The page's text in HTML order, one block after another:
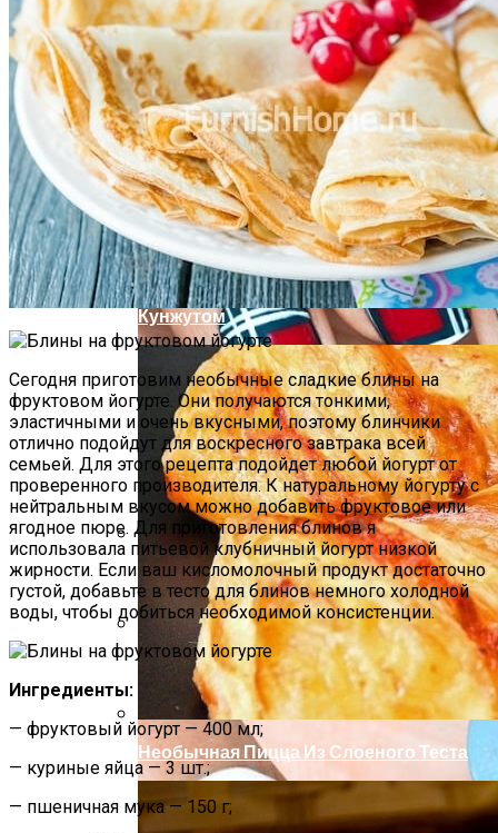
Почему Нельзя Повторно Кипятить
Воду Для Приготовления Чая Или Кофе
Как Повторно Использовать Воду
После Варки Риса
Маникюр С Идеальным Красным
Лаком «баловница»
Стильный Маникюр В Клетку
Мясной Рулет С Соевым Соусом И
Кунжутом
Необычная Пицца Из Слоеного Теста
Сегодня приготовим необычные сладкие блины на
фруктовом йогурте. Они получаются тонкими,
эластичными и очень вкусными, поэтому блинчики
отлично подойдут для воскресного завтрака всей
семьей. Для этого рецепта подойдет любой йогурт от
проверенного производителя. К натуральному йогурту с
нейтральным вкусом можно добавить фруктовое или
ягодное пюре. Для приготовления блинов я
использовала питьевой клубничный йогурт низкой
жирности. Если ваш кисломолочный продукт достаточно
густой, добавьте в тесто для блинов немного холодной
воды, чтобы добиться необходимой консистенции.
Ингредиенты:
— фруктовый йогурт — 400 мл;
— куриные яйца — 3 шт.;
— пшеничная мука — 150 г;